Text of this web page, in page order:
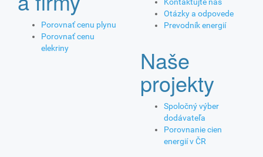
Porovnať cenu plynu
Porovnať cenu
elekriny
Otázky a odpovede
Prevodník energií
Naše
projekty
Spoločný výber
dodávateľa
Porovnanie cien
energií v ČR